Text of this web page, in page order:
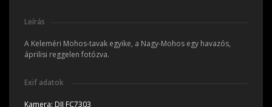
Leírás
A Keleméri Mohos-tavak egyike, a Nagy-Mohos egy havazós,
áprilisi reggelen fotózva.
Exif adatok
Kamera: DJI FC7303